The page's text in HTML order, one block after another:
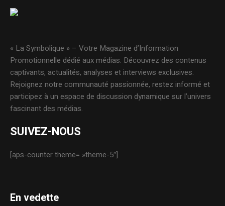
« La Symbolique » – Votre Magazine d’Information
Promotionnelle dédié aux médias. Découvrez des contenus
captivants, actualités, analyses et interviews exclusives.
Rejoignez notre communauté passionnée, restez informé et
participez à un espace de discussion dynamique sur l’univers
fascinant des médias.
SUIVEZ-NOUS
[aps-counter theme= »theme-5″]
En vedette